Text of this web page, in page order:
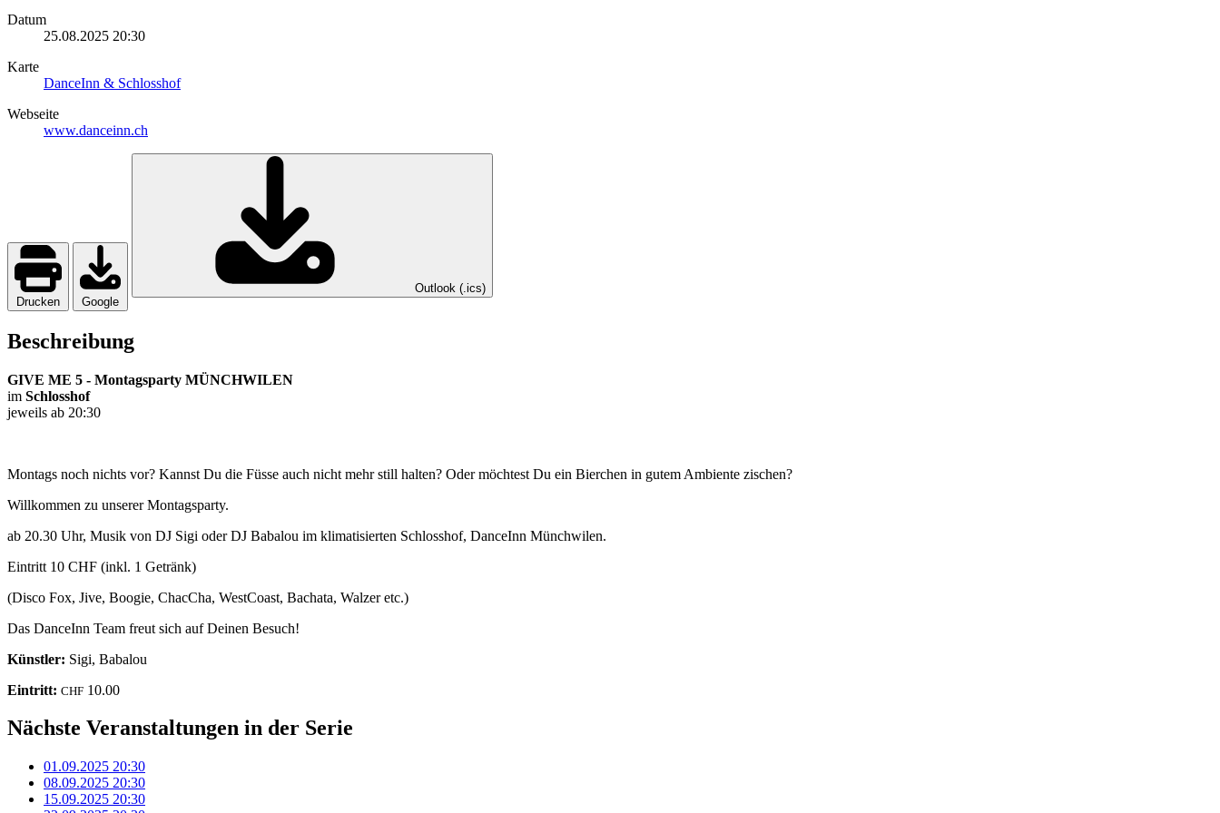
Datum
25.08.2025 20:30
Karte
DanceInn & Schlosshof
Webseite
www.danceinn.ch
Drucken Google
Outlook (.ics)
Beschreibung
GIVE ME 5 - Montagsparty MÜNCHWILEN
im Schlosshof
jeweils ab 20:30
Montags noch nichts vor? Kannst Du die Füsse auch nicht mehr still halten? Oder möchtest Du ein Bierchen in gutem Ambiente zischen?
Willkommen zu unserer Montagsparty.
ab 20.30 Uhr, Musik von DJ Sigi oder DJ Babalou im klimatisierten Schlosshof, DanceInn Münchwilen.
Eintritt 10 CHF (inkl. 1 Getränk)
(Disco Fox, Jive, Boogie, ChacCha, WestCoast, Bachata, Walzer etc.)
Das DanceInn Team freut sich auf Deinen Besuch!
Künstler: Sigi, Babalou
Eintritt: CHF 10.00
Nächste Veranstaltungen in der Serie
01.09.2025 20:30
08.09.2025 20:30
15.09.2025 20:30